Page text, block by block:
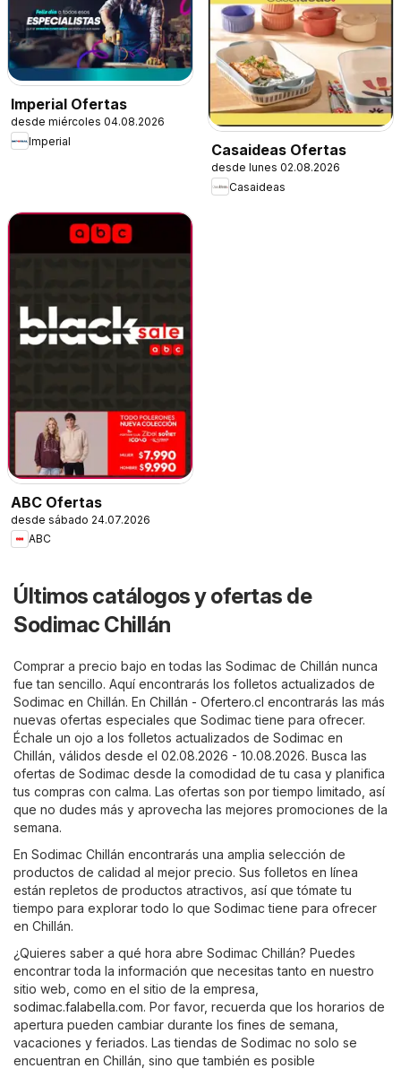
Imperial Ofertas
desde miércoles 04.08.2026
Imperial
Casaideas Ofertas
desde lunes 02.08.2026
Casaideas
ABC Ofertas
desde sábado 24.07.2026
ABC
Últimos catálogos y ofertas de
Sodimac Chillán
Comprar a precio bajo en todas las Sodimac de Chillán nunca
fue tan sencillo. Aquí encontrarás los folletos actualizados de
Sodimac en Chillán. En Chillán - Ofertero.cl encontrarás las más
nuevas ofertas especiales que Sodimac tiene para ofrecer.
Échale un ojo a los folletos actualizados de Sodimac en
Chillán, válidos desde el 02.08.2026 - 10.08.2026. Busca las
ofertas de Sodimac desde la comodidad de tu casa y planifica
tus compras con calma. Las ofertas son por tiempo limitado, así
que no dudes más y aprovecha las mejores promociones de la
semana.
En Sodimac Chillán encontrarás una amplia selección de
productos de calidad al mejor precio. Sus folletos en línea
están repletos de productos atractivos, así que tómate tu
tiempo para explorar todo lo que Sodimac tiene para ofrecer
en Chillán.
¿Quieres saber a qué hora abre Sodimac Chillán? Puedes
encontrar toda la información que necesitas tanto en nuestro
sitio web, como en el sitio de la empresa,
sodimac.falabella.com. Por favor, recuerda que los horarios de
apertura pueden cambiar durante los fines de semana,
vacaciones y feriados. Las tiendas de Sodimac no solo se
encuentran en Chillán, sino que también es posible